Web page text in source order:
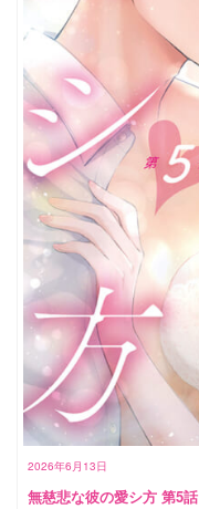
2026年6月13日
無慈悲な彼の愛シ方 第5話